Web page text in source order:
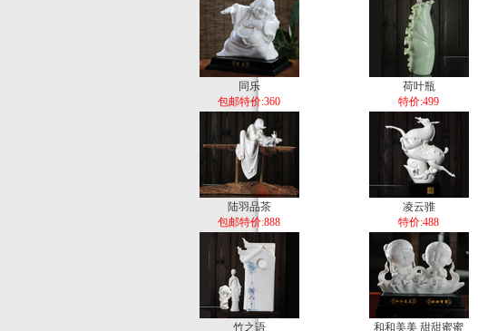
同乐
包邮特价:360
荷叶瓶
特价:499
陆羽品茶
包邮特价:888
凌云骓
特价:488
竹之语 和和美美 甜甜蜜蜜